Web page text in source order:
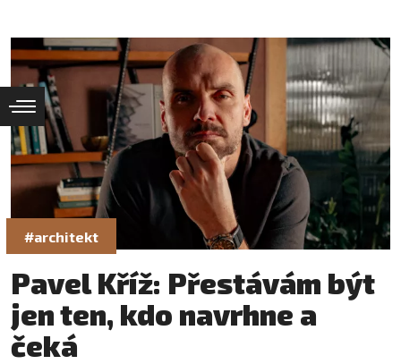
#architekt
Pavel Kříž: Přestávám být
jen ten, kdo navrhne a
čeká